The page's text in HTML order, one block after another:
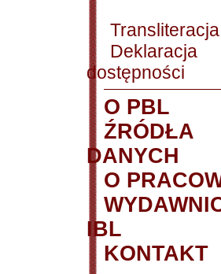
Transliteracja
Deklaracja
dostępności
O PBL
ŹRÓDŁA
DANYCH
O
IBL
KONTAKT